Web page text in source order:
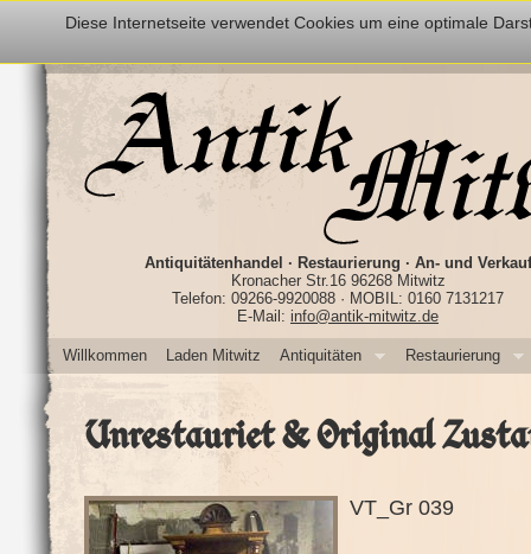
Diese Internetseite verwendet Cookies um eine optimale
Antiquitätenhandel · Restaurierung · An- und Verkauf
Kronacher Str.16 96268 Mitwitz
Telefon: 09266-9920088 · MOBIL: 0160 7131217
E-Mail: info@antik-mitwitz.de
Willkommen Laden Mitwitz Antiquitäten Restaurierung
Unrestauriet & Original
VT_Gr 039